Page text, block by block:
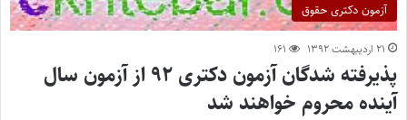
آزمون دکتری حقوق
۲۱ اردیبهشت ۱۳۹۲ ۱۶۱
پذیرفته شدگان آزمون دکتری ۹۲ از آزمون سال
آینده محروم خواهند شد